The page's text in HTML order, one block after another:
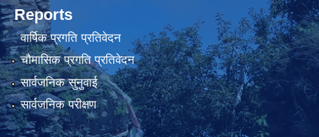
Reports
वार्षिक प्रगति प्रतिवेदन
चौमासिक प्रगति प्रतिवेदन
सार्वजनिक सुनुवाई
सार्वजनिक परीक्षण